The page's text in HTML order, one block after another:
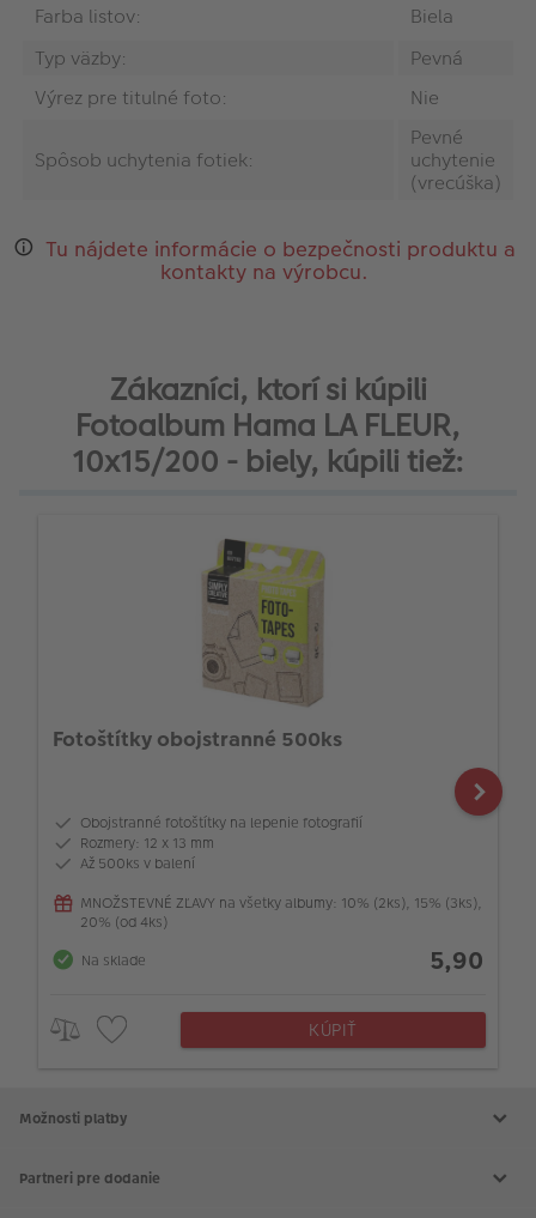
Farba listov:
Biela
Typ väzby:
Pevná
Výrez pre titulné foto:
Nie
Spôsob uchytenia fotiek:
Pevné
uchytenie
(vrecúška)
Tu nájdete informácie o bezpečnosti produktu a
kontakty na výrobcu.
Zákazníci, ktorí si kúpili
Fotoalbum Hama LA FLEUR,
10x15/200 - biely, kúpili tiež:
Fotoštítky obojstranné 500ks
Obojstranné fotoštítky na lepenie fotografií
Rozmery: 12 x 13 mm
Až 500ks v balení
MNOŽSTEVNÉ ZĽAVY na všetky albumy: 10% (2ks), 15% (3ks),
20% (od 4ks)
Na sklade
5,90
KÚPIŤ
Možnosti platby
Partneri pre dodanie